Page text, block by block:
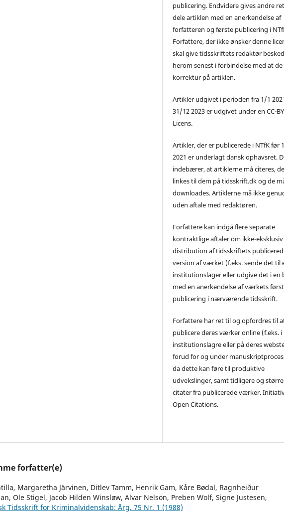
publicering. Endvidere gives andre
dele artiklen med en anerkendelse af
forfatteren og første publicering i
Forfattere, der ikke ønsker denne
skal give tidsskriftets redaktør besked
herom senest i forbindelse med at
korrektur på artiklen.
Artikler udgivet i perioden fra 1/1
31/12 2023 er udgivet under en CC-
Licens.
Artikler, der er publicerede i NTfK før
2021 er underlagt dansk ophavsret.
indebærer, at artiklerne må citeres,
linkes til dem på tidsskrift.dk og de
downloades. Artiklerne må ikke
uden aftale med redaktøren.
Forfattere kan indgå flere separate
kontraktlige aftaler om ikke-eksklusiv
distribution af tidsskriftets
version af værket (f.eks. sende det til
institutionslager eller udgive det i en
med en anerkendelse af værkets
publicering i nærværende tidsskrift.
Forfattere har ret til og opfordres til
publicere deres værker online (f.eks. i
institutionslagre eller på deres
forud for og under
da dette kan føre til produktive
udvekslinger, samt tidligere og større
citater fra publicerede værker.
Open Citations.
forfatter(e)
Margaretha Järvinen, Ditlev Tamm, Henrik Gam, Kåre Bødal, Ragnheiður
Ole Stigel, Jacob Hilden Winsløw, Alvar Nelson, Preben Wolf, Signe Justesen,
Tidsskrift for Kriminalvidenskab: Årg. 75 Nr. 1 (1988)